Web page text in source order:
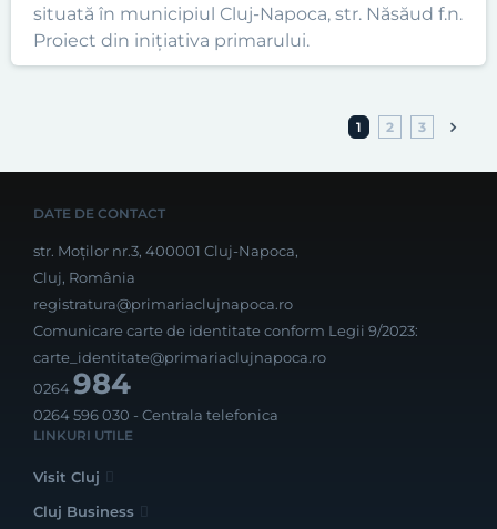
situată în municipiul Cluj-Napoca, str. Năsăud f.n.
Proiect din inițiativa primarului.
1 2 3
DATE DE CONTACT
str. Moților nr.3, 400001 Cluj-Napoca,
Cluj, România
registratura@primariaclujnapoca.ro
Comunicare carte de identitate conform Legii 9/2023:
carte_identitate@primariaclujnapoca.ro
0264984
0264 596 030 - Centrala telefonica
LINKURI UTILE
Visit Cluj
Cluj Business